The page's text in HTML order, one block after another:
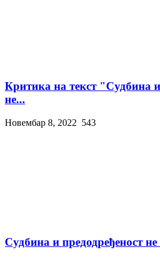
Критика на текст "Судбина и
не...
Новембар 8, 2022 543
Судбина и предодређеност не